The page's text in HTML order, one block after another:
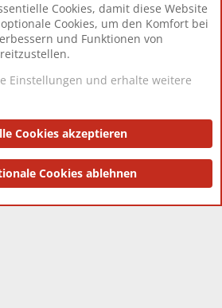
12.427
Berlin
Impressum
® © 2010-2025 XenForo Ltd.
Cookies, damit diese Website
Cookies, um den Komfort bei
und Funktionen von
Einstellungen und erhalte weitere
Cookies akzeptieren
Cookies ablehnen